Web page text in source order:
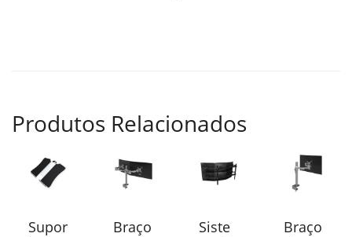
Produtos Relacionados
Supor
Braço
Siste
Braço